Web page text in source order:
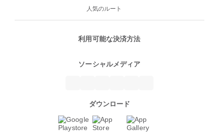
人気のルート
利用可能な決済方法
ソーシャルメディア
ダウンロード